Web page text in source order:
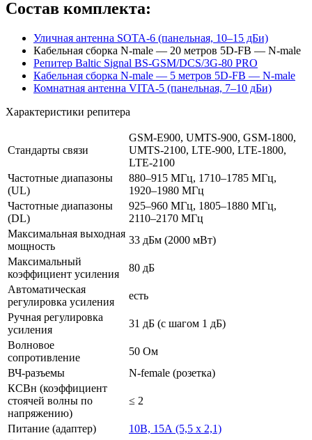
Состав комплекта:
Уличная антенна SOTA-6 (панельная, 10–15 дБи)
Кабельная сборка N-male — 20 метров 5D-FB — N-male
Репитер Baltic Signal BS-GSM/DCS/3G-80 PRO
Кабельная сборка N-male — 5 метров 5D-FB — N-male
Комнатная антенна VITA-5 (панельная, 7–10 дБи)
Характеристики репитера
Стандарты связи
GSM-E900, UMTS-900, GSM-1800,
UMTS-2100, LTE-900, LTE-1800,
LTE-2100
Частотные диапазоны
(UL)
880–915 МГц, 1710–1785 МГц,
1920–1980 МГц
Частотные диапазоны
(DL)
925–960 МГц, 1805–1880 МГц,
2110–2170 МГц
Максимальная выходная
мощность
33 дБм (2000 мВт)
Максимальный
коэффициент усиления
80 дБ
Автоматическая
регулировка усиления
есть
Ручная регулировка
усиления
31 дБ (с шагом 1 дБ)
Волновое
сопротивление
50 Ом
ВЧ-разъемы
N-female (розетка)
КСВн (коэффициент
стоячей волны по
напряжению)
≤ 2
Питание (адаптер)
10В, 15А (5,5 x 2,1)